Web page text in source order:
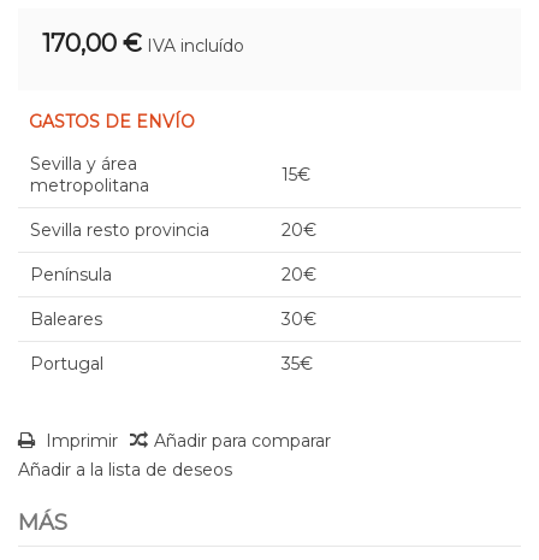
170,00 € IVA incluído
GASTOS DE ENVÍO
Sevilla y área
metropolitana
15€
Sevilla resto provincia 20€
Península 20€
Baleares 30€
Portugal 35€
Imprimir
Añadir para comparar
Añadir a la lista de deseos
MÁS